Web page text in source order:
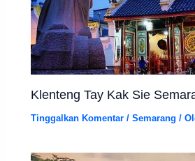
Klenteng Tay Kak Sie
Tinggalkan Komentar /Semarang /